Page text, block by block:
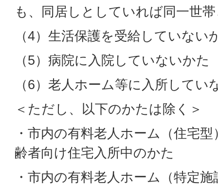
も、同居しとしていれば同一世
（4）生活保護を受給していない
（5）病院に入院していないかた
（6）老人ホーム等に入所してい
＜ただし、以下のかたは除く＞
・市内の有料老人ホーム（住宅
齢者向け住宅入所中のかた
・市内の有料老人ホーム（特定